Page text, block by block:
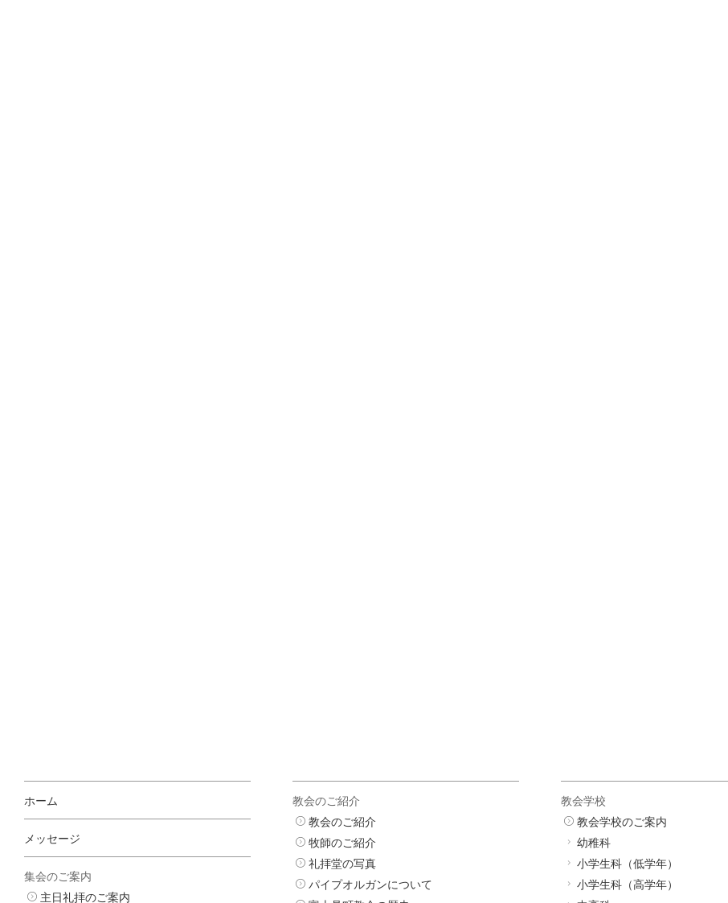
ホーム
メッセージ
集会のご案内
主日礼拝のご案内
教会のご紹介
教会のご紹介
牧師のご紹介
礼拝堂の写真
パイプオルガンについて
教会学校
教会学校のご案内
幼稚科
小学生科（低学年）
小学生科（高学年）